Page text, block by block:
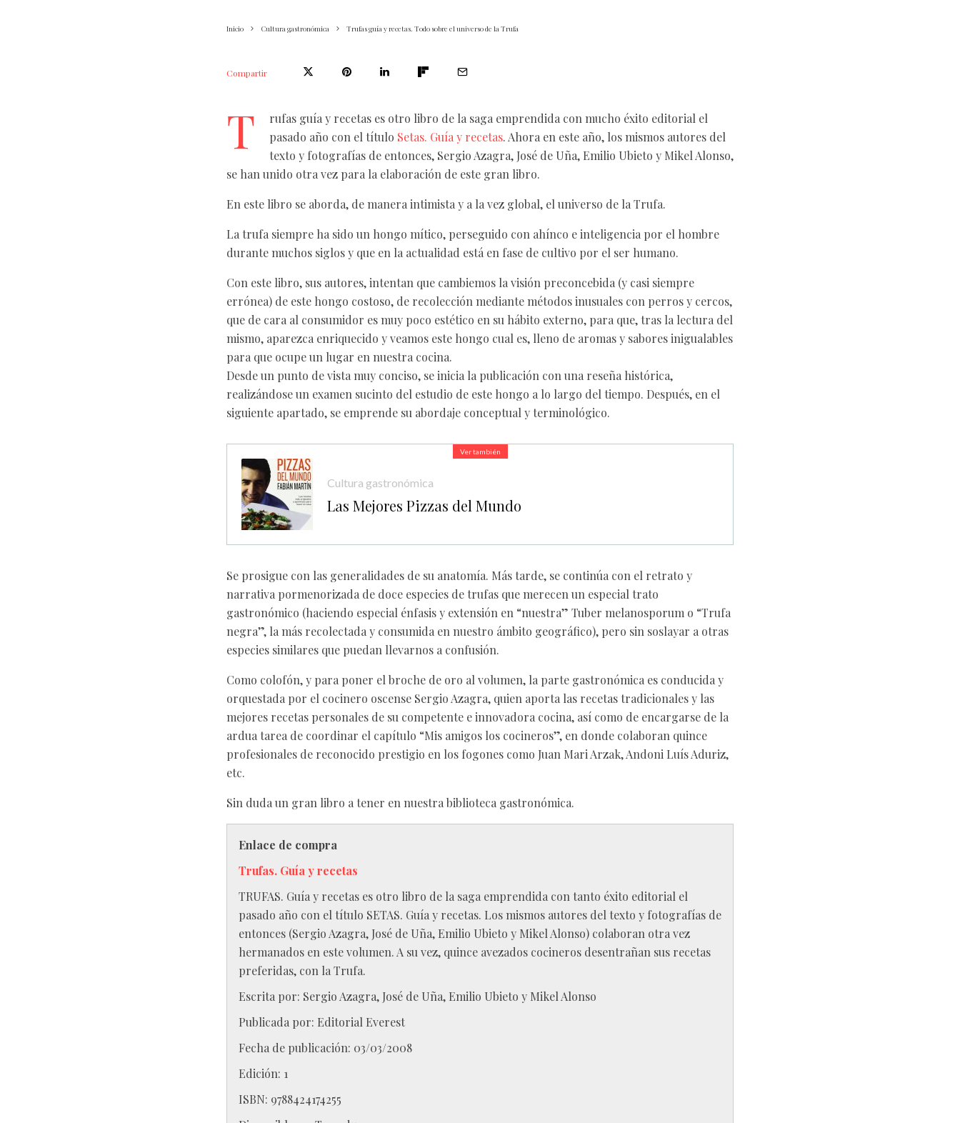
Inicio Cultura gastronómica Trufas guía y recetas. Todo sobre el universo de la Trufa
Compartir
T
rufas guía y recetas es otro libro de la saga emprendida con mucho éxito editorial el
pasado año con el título Setas. Guía y recetas. Ahora en este año, los mismos autores del
texto y fotografías de entonces, Sergio Azagra, José de Uña, Emilio Ubieto y Mikel Alonso,
se han unido otra vez para la elaboración de este gran libro.
En este libro se aborda, de manera intimista y a la vez global, el universo de la Trufa.
La trufa siempre ha sido un hongo mítico, perseguido con ahínco e inteligencia por el hombre
durante muchos siglos y que en la actualidad está en fase de cultivo por el ser humano.
Con este libro, sus autores, intentan que cambiemos la visión preconcebida (y casi siempre
errónea) de este hongo costoso, de recolección mediante métodos inusuales con perros y cercos,
que de cara al consumidor es muy poco estético en su hábito externo, para que, tras la lectura del
mismo, aparezca enriquecido y veamos este hongo cual es, lleno de aromas y sabores inigualables
para que ocupe un lugar en nuestra cocina.
Desde un punto de vista muy conciso, se inicia la publicación con una reseña histórica,
realizándose un examen sucinto del estudio de este hongo a lo largo del tiempo. Después, en el
siguiente apartado, se emprende su abordaje conceptual y terminológico.
Ver también
Cultura gastronómica
Las Mejores Pizzas del Mundo
Se prosigue con las generalidades de su anatomía. Más tarde, se continúa con el retrato y
narrativa pormenorizada de doce especies de trufas que merecen un especial trato
gastronómico (haciendo especial énfasis y extensión en “nuestra” Tuber melanosporum o “Trufa
negra”, la más recolectada y consumida en nuestro ámbito geográfico), pero sin soslayar a otras
especies similares que puedan llevarnos a confusión.
Como colofón, y para poner el broche de oro al volumen, la parte gastronómica es conducida y
orquestada por el cocinero oscense Sergio Azagra, quien aporta las recetas tradicionales y las
mejores recetas personales de su competente e innovadora cocina, así como de encargarse de la
ardua tarea de coordinar el capítulo “Mis amigos los cocineros”, en donde colaboran quince
profesionales de reconocido prestigio en los fogones como Juan Mari Arzak, Andoni Luís Aduriz,
etc.
Sin duda un gran libro a tener en nuestra biblioteca gastronómica.
Enlace de compra
Trufas. Guía y recetas
TRUFAS. Guía y recetas es otro libro de la saga emprendida con tanto éxito editorial el
pasado año con el título SETAS. Guía y recetas. Los mismos autores del texto y fotografías de
entonces (Sergio Azagra, José de Uña, Emilio Ubieto y Mikel Alonso) colaboran otra vez
hermanados en este volumen. A su vez, quince avezados cocineros desentrañan sus recetas
preferidas, con la Trufa.
Escrita por: Sergio Azagra, José de Uña, Emilio Ubieto y Mikel Alonso
Publicada por: Editorial Everest
Fecha de publicación: 03/03/2008
Edición: 1
ISBN: 9788424174255